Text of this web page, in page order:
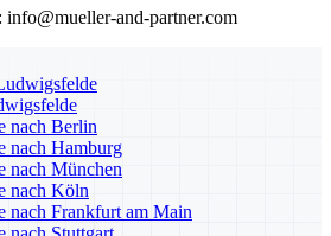
info@mueller-and-partner.com
nach Berlin
nach Hamburg
nach München
nach Köln
nach Frankfurt am Main